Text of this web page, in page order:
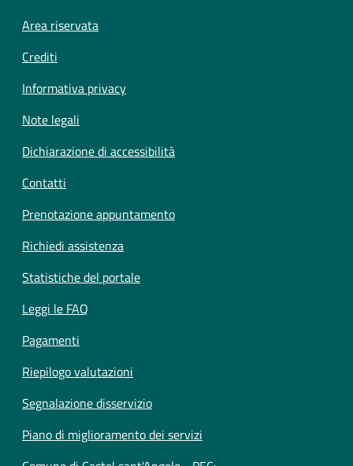
Footer menu
Area riservata
Crediti
Informativa privacy
Note legali
Dichiarazione di accessibilità
Contatti
Prenotazione appuntamento
Richiedi assistenza
Statistiche del portale
Leggi le FAQ
Pagamenti
Riepilogo valutazioni
Segnalazione disservizio
Piano di miglioramento dei servizi